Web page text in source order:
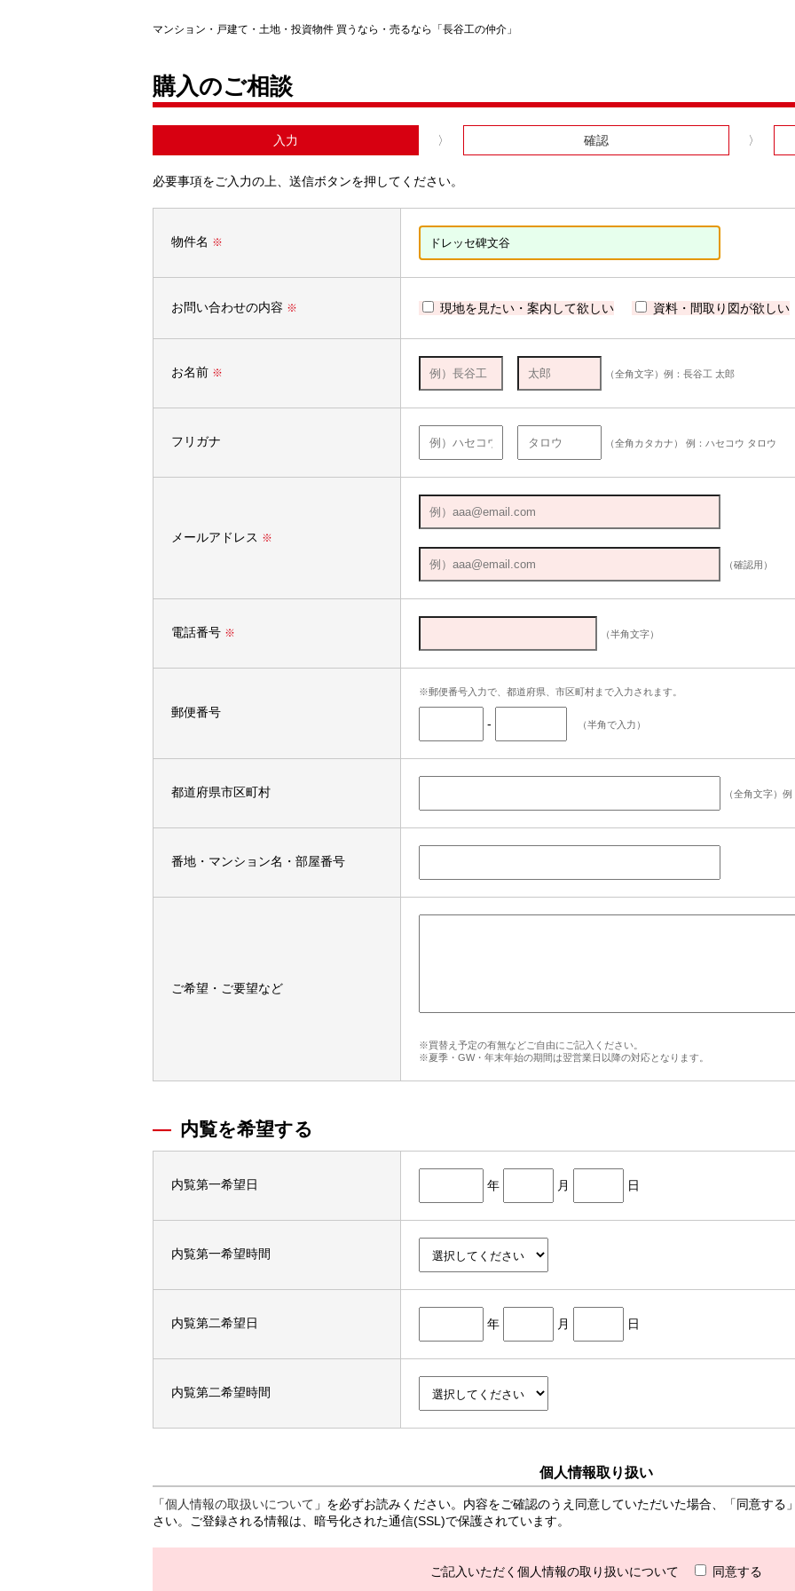
マンション・戸建て・土地・投資物件 買うなら・売るなら「長谷工の仲介」
購入のご相談
入力 確認
必要事項をご入力の上、送信ボタンを押してください。
物件名 ※
お問い合わせの内容 ※ 現地を見たい・案内して欲しい 資料・間取り図が欲しい
お名前 ※ （全角文字）例：長谷工 太郎
フリガナ （全角カタカナ） 例：ハセコウ タロウ
メールアドレス ※
（確認用）
電話番号 ※ （半角文字）
郵便番号
※郵便番号入力で、都道府県、市区町村まで入力されます。
- （半角で入力）
都道府県市区町村 （全角文字）
番地・マンション名・部屋番号
ご希望・ご要望など
※買替え予定の有無などご自由にご記入ください。
※夏季・GW・年末年始の期間は翌営業日以降の対応となります。
内覧を希望する
内覧第一希望日 年 月 日
内覧第一希望時間
内覧第二希望日 年 月 日
内覧第二希望時間
個人情報取り扱い
「個人情報の取扱いについて 」を必ずお読みください。内容をご確認のうえ同意していただいた場合、「同意す
さい。ご登録される情報は、暗号化された通信(SSL)で保護されています。
ご記入いただく個人情報の取り扱いについて 同意する